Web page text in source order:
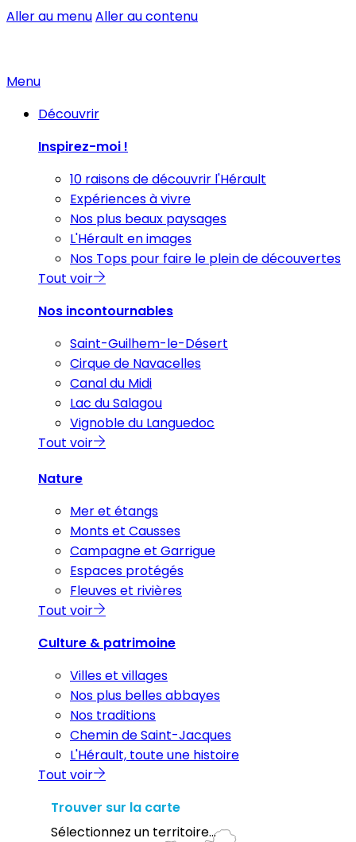
Aller au menuAller au contenu
Menu
Découvrir
Inspirez-moi !
10 raisons de découvrir l'Hérault
Expériences à vivre
Nos plus beaux paysages
L'Hérault en images
Nos Tops pour faire le plein de découvertes
Tout voir
Nos incontournables
Saint-Guilhem-le-Désert
Cirque de Navacelles
Canal du Midi
Lac du Salagou
Vignoble du Languedoc
Tout voir
Nature
Mer et étangs
Monts et Causses
Campagne et Garrigue
Espaces protégés
Fleuves et rivières
Tout voir
Culture & patrimoine
Villes et villages
Nos plus belles abbayes
Nos traditions
Chemin de Saint-Jacques
L'Hérault, toute une histoire
Tout voir
Trouver sur la carte
Sélectionnez un territoire...